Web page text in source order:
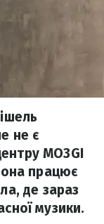
не є
МОЗGІ
працює
де зараз
музики.